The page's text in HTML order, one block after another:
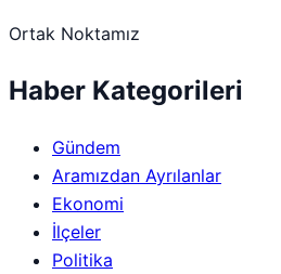
Ortak Noktamız
Haber Kategorileri
Gündem
Aramızdan Ayrılanlar
Ekonomi
İlçeler
Politika